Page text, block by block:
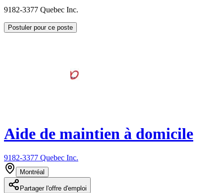
9182-3377 Quebec Inc.
Postuler pour ce poste
Aide de maintien à domicile
9182-3377 Quebec Inc.
Montréal
Partager l'offre d'emploi